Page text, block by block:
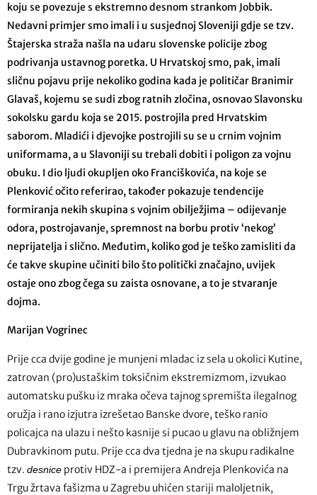
koju se povezuje s ekstremno desnom strankom Jobbik.
Nedavni primjer smo imali i u susjednoj Sloveniji gdje se tzv.
Štajerska straža našla na udaru slovenske policije zbog
podrivanja ustavnog poretka. U Hrvatskoj smo, pak, imali
sličnu pojavu prije nekoliko godina kada je političar Branimir
Glavaš, kojemu se sudi zbog ratnih zločina, osnovao Slavonsku
sokolsku gardu koja se 2015. postrojila pred Hrvatskim
saborom. Mladići i djevojke postrojili su se u crnim vojnim
uniformama, a u Slavoniji su trebali dobiti i poligon za vojnu
obuku. I dio ljudi okupljen oko Franciškovića, na koje se
Plenković očito referirao, također pokazuje tendencije
formiranja nekih skupina s vojnim obilježjima – odijevanje
odora, postrojavanje, spremnost na borbu protiv ‘nekog’
neprijatelja i slično. Međutim, koliko god je teško zamisliti da
će takve skupine učiniti bilo što politički značajno, uvijek
ostaje ono zbog čega su zaista osnovane, a to je stvaranje
dojma.
Marijan Vogrinec
Prije cca dvije godine je munjeni mladac iz sela u okolici Kutine,
zatrovan (pro)ustaškim toksičnim ekstremizmom, izvukao
automatsku pušku iz mraka očeva tajnog spremišta ilegalnog
oružja i rano izjutra izrešetao Banske dvore, teško ranio
policajca na ulazu i nešto kasnije si pucao u glavu na obližnjem
Dubravkinom putu. Prije cca dva tjedna je na skupu radikalne
tzv. desnice protiv HDZ-a i premijera Andreja Plenkovića na
Trgu žrtava fašizma u Zagrebu uhićen stariji maloljetnik,